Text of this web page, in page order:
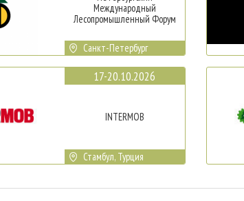
Международный
Лесопромышленный Форум
Санкт-Петербург
17-20.10.2026
INTERMOB
Стамбул, Турция